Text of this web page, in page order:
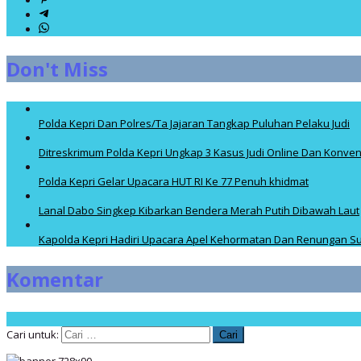
Don't Miss
Polda Kepri Dan Polres/Ta Jajaran Tangkap Puluhan Pelaku Judi
Ditreskrimum Polda Kepri Ungkap 3 Kasus Judi Online Dan
Polda Kepri Gelar Upacara HUT RI Ke 77 Penuh khidmat
Lanal Dabo Singkep Kibarkan Bendera Merah Putih Dibawah Laut
Kapolda Kepri Hadiri Upacara Apel Kehormatan Dan Renungan
Komentar
Cari untuk: